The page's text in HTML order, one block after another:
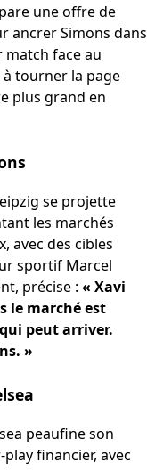
une offre de
ancrer Simons dans
match face au
tourner la page
plus grand en
se projette
les marchés
avec des cibles
sportif Marcel
précise : « Xavi
le marché est
peut arriver.
»
peaufine son
financier, avec